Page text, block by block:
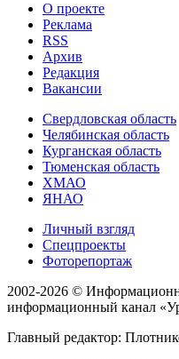
О проекте
Реклама
RSS
Архив
Редакция
Вакансии
Свердловская область
Челябинская область
Курганская область
Тюменская область
ХМАО
ЯНАО
Личный взгляд
Спецпроекты
Фоторепортаж
2002-2026 ©
информационный канал
Главный редактор: